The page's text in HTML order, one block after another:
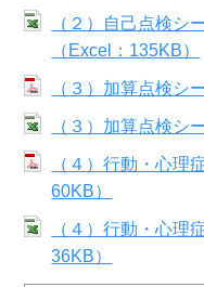
（２）自己点検シ
（Excel：135KB）
（３）加算点検シ
（３）加算点検シ
（４）行動・心理
60KB）
（４）行動・心理
36KB）